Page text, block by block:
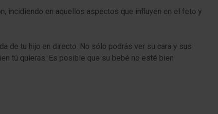
incidiendo en aquellos aspectos que influyen en el feto y
de tu hijo en directo. No sólo podrás ver su cara y sus
tú quieras. Es posible que su bebé no esté bien